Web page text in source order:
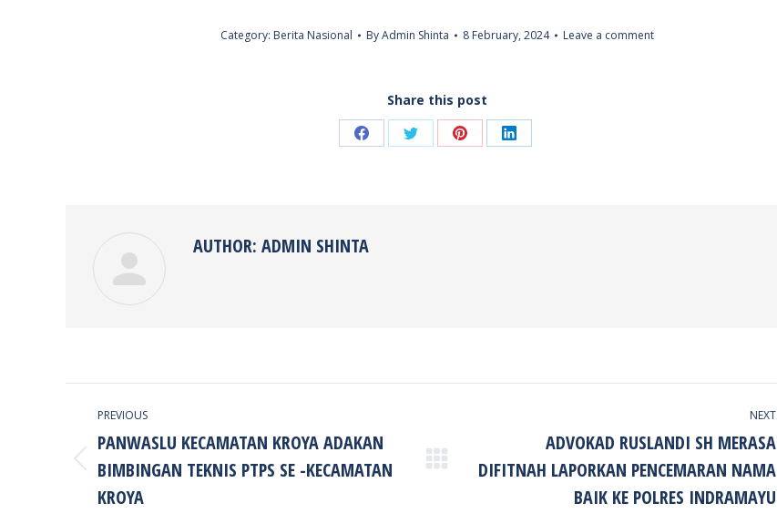
Category: Berita Nasional ByAdmin Shinta 8 February, 2024 Leave a comment
Share this post
Share Share Share Share
AUTHOR: ADMIN SHINTA
NAVIGATION
PREVIOUS
Previous
post:
PANWASLU KECAMATAN KROYA ADAKAN
BIMBINGAN TEKNIS PTPS SE -KECAMATAN
KROYA
NEXT
Next
ADVOKAD RUSLANDI SH MERASA
DIFITNAH LAPORKAN PENCEMARAN NAMA
BAIK KE POLRES INDRAMAYU